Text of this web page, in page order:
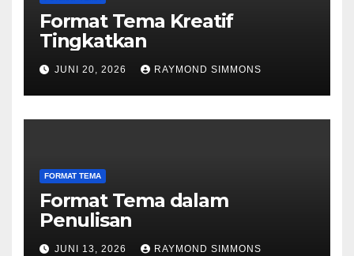
Format Tema Kreatif
Tingkatkan
JUNI 20, 2026 RAYMOND SIMMONS
FORMAT TEMA
Format Tema dalam
Penulisan
JUNI 13, 2026 RAYMOND SIMMONS